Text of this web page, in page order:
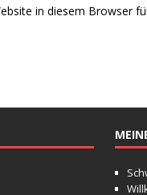
in diesem Browser